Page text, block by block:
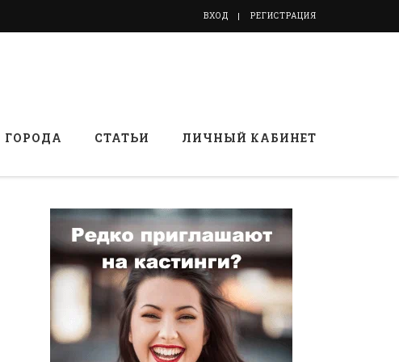
ВХОД РЕГИСТРАЦИЯ
ГОРОДА СТАТЬИ ЛИЧНЫЙ КАБИНЕТ